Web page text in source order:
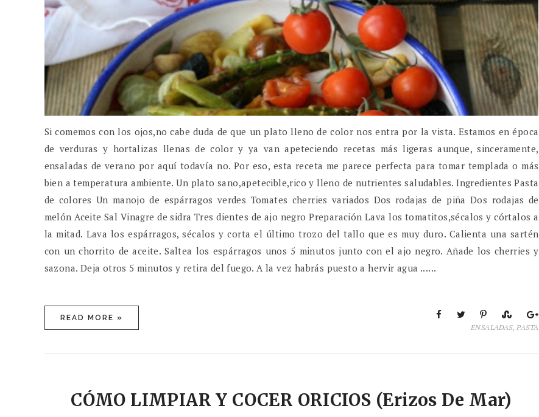
Si comemos con los ojos,no cabe duda de que un plato lleno de color nos entra por la vista. Estamos en época
de verduras y hortalizas llenas de color y ya van apeteciendo recetas más ligeras aunque, sinceramente,
ensaladas de verano por aquí todavía no. Por eso, esta receta me parece perfecta para tomar templada o más
bien a temperatura ambiente. Un plato sano,apetecible,rico y lleno de nutrientes saludables. Ingredientes Pasta
de colores Un manojo de espárragos verdes Tomates cherries variados Dos rodajas de piña Dos rodajas de
melón Aceite Sal Vinagre de sidra Tres dientes de ajo negro Preparación Lava los tomatitos,sécalos y córtalos a
la mitad. Lava los espárragos, sécalos y corta el último trozo del tallo que es muy duro. Calienta una sartén
con un chorrito de aceite. Saltea los espárragos unos 5 minutos junto con el ajo negro. Añade los cherries y
sazona. Deja otros 5 minutos y retira del fuego. A la vez habrás puesto a hervir agua ......
READ MORE »
ENSALADAS, PASTA
CÓMO LIMPIAR Y COCER ORICIOS (erizos De Mar)